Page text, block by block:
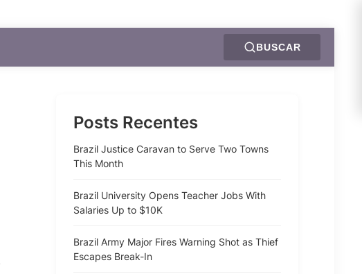
BUSCAR
Posts Recentes
Brazil Justice Caravan to Serve Two Towns
This Month
Brazil University Opens Teacher Jobs With
Salaries Up to $10K
Brazil Army Major Fires Warning Shot as Thief
Escapes Break-In